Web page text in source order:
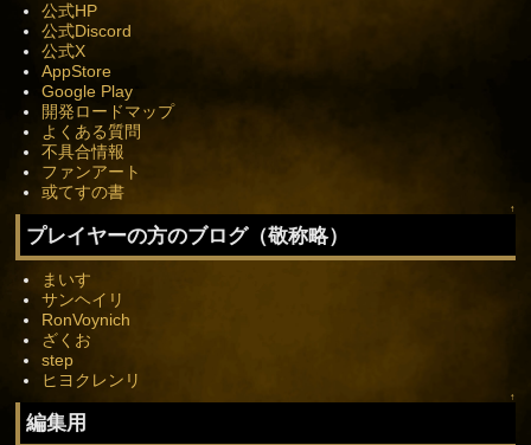
公式HP
公式Discord
公式X
AppStore
Google Play
開発ロードマップ
よくある質問
不具合情報
ファンアート
或てすの書
↑
プレイヤーの方のブログ（敬称略）
まいす
サンヘイリ
RonVoynich
ざくお
step
ヒヨクレンリ
↑
編集用